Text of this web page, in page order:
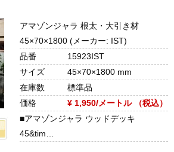
アマゾンジャラ 根太・大引き材
45×70×1800 (メーカー: IST)
品番
15923IST
サイズ
45×70×1800 mm
在庫数
標準品
価格
¥ 1,950/メートル （税込）
■アマゾンジャラ ウッドデッキ
45&tim…